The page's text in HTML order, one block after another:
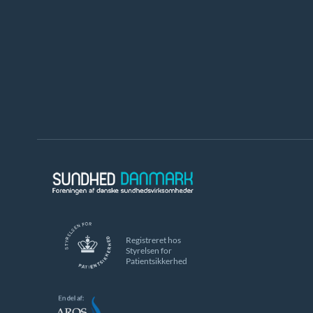
Registreret hos
Styrelsen for
Patientsikkerhed